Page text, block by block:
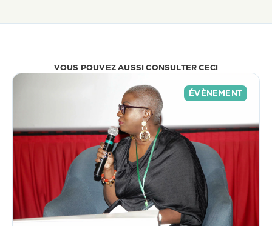
VOUS POUVEZAUSSI CONSULTER CECI
ÉVÈNEMENT